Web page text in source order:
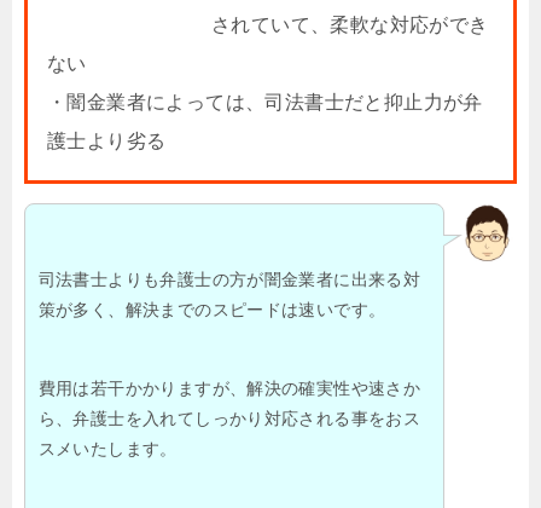
されていて、柔軟な対応ができ
ない
・闇金業者によっては、司法書士だと抑止力が弁
護士より劣る
司法書士よりも弁護士の方が闇金業者に出来る対
策が多く、解決までのスピードは速いです。
費用は若干かかりますが、解決の確実性や速さか
ら、弁護士を入れてしっかり対応される事をおス
スメいたします。